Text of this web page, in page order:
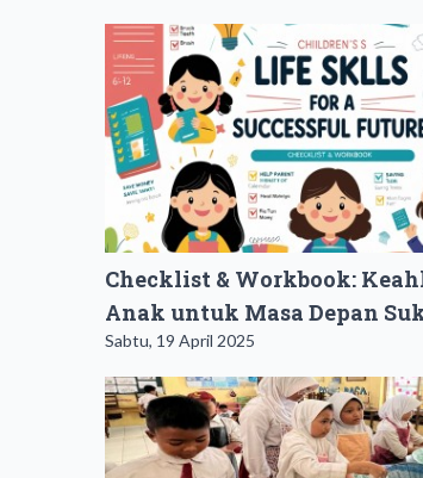
Checklist & Workbook:
Anak untuk Masa Depan
Sabtu, 19 April 2025